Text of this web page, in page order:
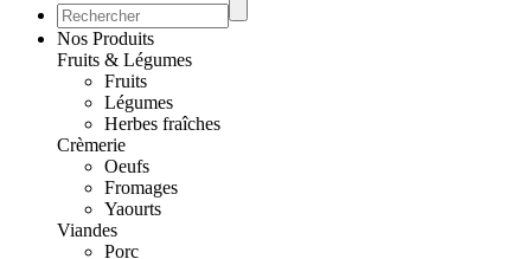
Nos Produits
Fruits & Légumes
Fruits
Légumes
Herbes fraîches
Crèmerie
Oeufs
Fromages
Yaourts
Viandes
Porc